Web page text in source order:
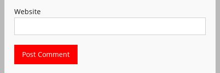
Website